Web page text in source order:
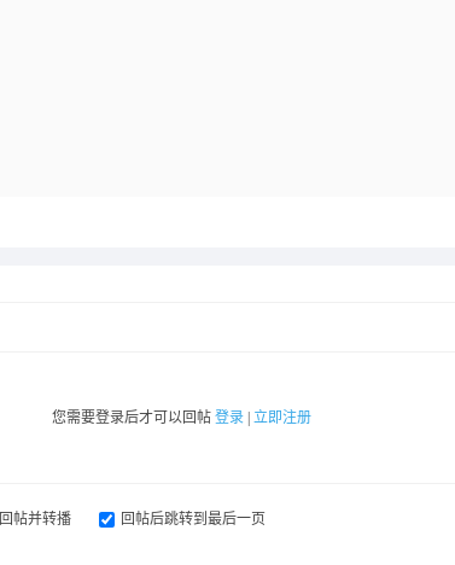
您需要登录后才可以回帖 登录 立即注册
回帖并转播 回帖后跳转到最后一页